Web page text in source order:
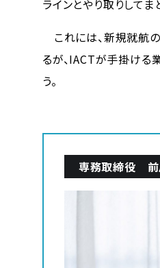
ラインとやり取りして
これには、新規就航
るが、IACTが手掛ける
う。
専務取締役 前